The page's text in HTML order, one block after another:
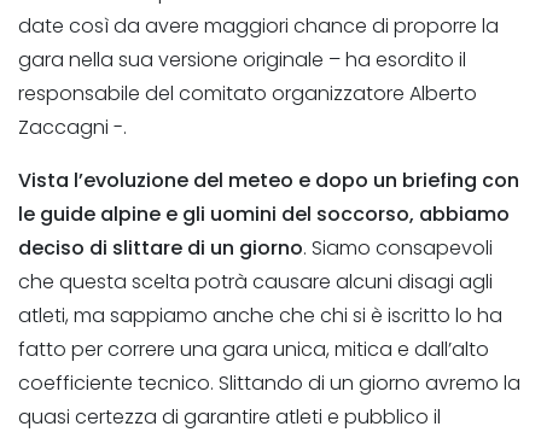
date così da avere maggiori chance di proporre la
gara nella sua versione originale – ha esordito il
responsabile del comitato organizzatore Alberto
Zaccagni -.
Vista l’evoluzione del meteo e dopo un briefing con
le guide alpine e gli uomini del soccorso, abbiamo
deciso di slittare di un giorno. Siamo consapevoli
che questa scelta potrà causare alcuni disagi agli
atleti, ma sappiamo anche che chi si è iscritto lo ha
fatto per correre una gara unica, mitica e dall’alto
coefficiente tecnico. Slittando di un giorno avremo la
quasi certezza di garantire atleti e pubblico il